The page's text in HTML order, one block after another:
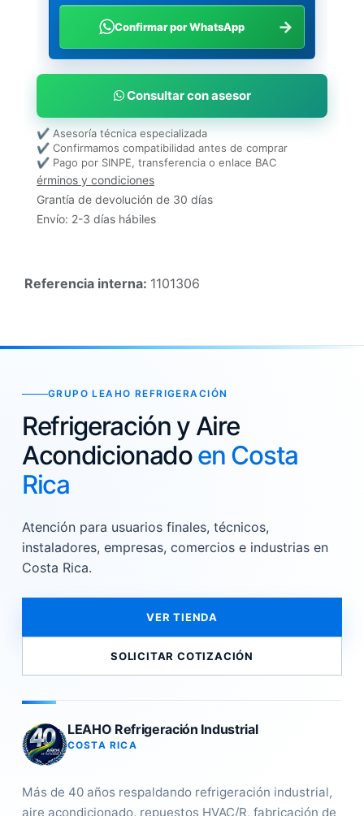
Confirmar por WhatsApp →
Consultar con asesor
✔ Asesoría técnica especializada
✔ Confirmamos compatibilidad antes de comprar
✔ Pago por SINPE, transferencia o enlace BAC
érminos y condiciones
Grantía de devolución de 30 días
Envío: 2-3 días hábiles
Referencia interna: 1101306
GRUPO LEAHO REFRIGERACIÓN
Refrigeración y Aire
Acondicionadoen Costa
Rica
Atención para usuarios finales, técnicos,
instaladores, empresas, comercios e industrias en
Costa Rica.
VER TIENDA
SOLICITAR COTIZACIÓN
LEAHO Refrigeración Industrial
COSTA RICA
Más de 40 años respaldando refrigeración industrial,
aire acondicionado, repuestos HVAC/R, fabricación de